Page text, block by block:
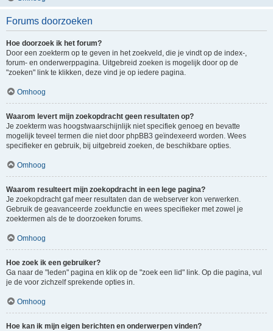
Forums doorzoeken
Hoe doorzoek ik het forum?
Door een zoekterm op te geven in het zoekveld, die je vindt op de index-,
forum- en onderwerppagina. Uitgebreid zoeken is mogelijk door op de
"zoeken" link te klikken, deze vind je op iedere pagina.
Omhoog
Waarom levert mijn zoekopdracht geen resultaten op?
Je zoekterm was hoogstwaarschijnlijk niet specifiek genoeg en bevatte
mogelijk teveel termen die niet door phpBB3 geïndexeerd worden. Wees
specifieker en gebruik, bij uitgebreid zoeken, de beschikbare opties.
Omhoog
Waarom resulteert mijn zoekopdracht in een lege pagina?
Je zoekopdracht gaf meer resultaten dan de webserver kon verwerken.
Gebruik de geavanceerde zoekfunctie en wees specifieker met zowel je
zoektermen als de te doorzoeken forums.
Omhoog
Hoe zoek ik een gebruiker?
Ga naar de "leden" pagina en klik op de "zoek een lid" link. Op die pagina, vul
je de voor zichzelf sprekende opties in.
Omhoog
Hoe kan ik mijn eigen berichten en onderwerpen vinden?